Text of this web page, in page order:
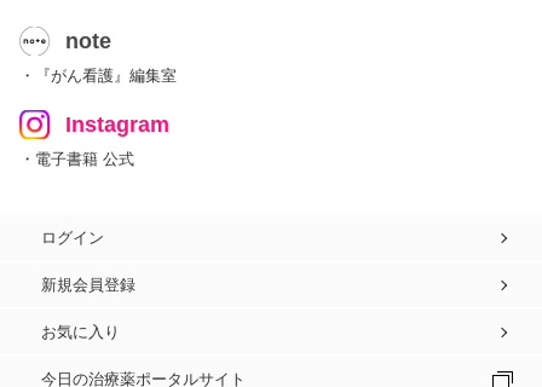
note
・『がん看護』編集室
Instagram
・電子書籍 公式
ログイン
新規会員登録
お気に入り
今日の治療薬ポータルサイト